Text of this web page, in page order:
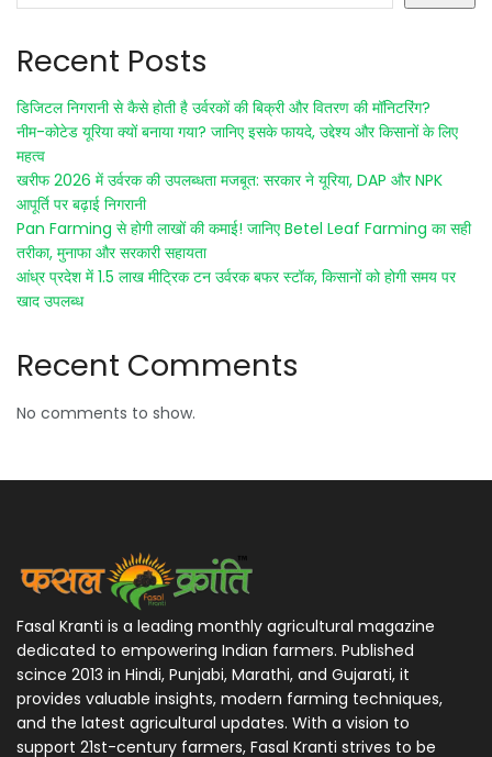
Recent Posts
डिजिटल निगरानी से कैसे होती है उर्वरकों की बिक्री और वितरण की मॉनिटरिंग?
नीम-कोटेड यूरिया क्यों बनाया गया? जानिए इसके फायदे, उद्देश्य और किसानों के लिए
महत्व
खरीफ 2026 में उर्वरक की उपलब्धता मजबूत: सरकार ने यूरिया, DAP और NPK
आपूर्ति पर बढ़ाई निगरानी
Pan Farming से होगी लाखों की कमाई! जानिए Betel Leaf Farming का सही
तरीका, मुनाफा और सरकारी सहायता
आंध्र प्रदेश में 1.5 लाख मीट्रिक टन उर्वरक बफर स्टॉक, किसानों को होगी समय पर
खाद उपलब्ध
Recent Comments
No comments to show.
Fasal Kranti is a leading monthly agricultural magazine
dedicated to empowering Indian farmers. Published
scince 2013 in Hindi, Punjabi, Marathi, and Gujarati, it
provides valuable insights, modern farming techniques,
and the latest agricultural updates. With a vision to
support 21st-century farmers, Fasal Kranti strives to be